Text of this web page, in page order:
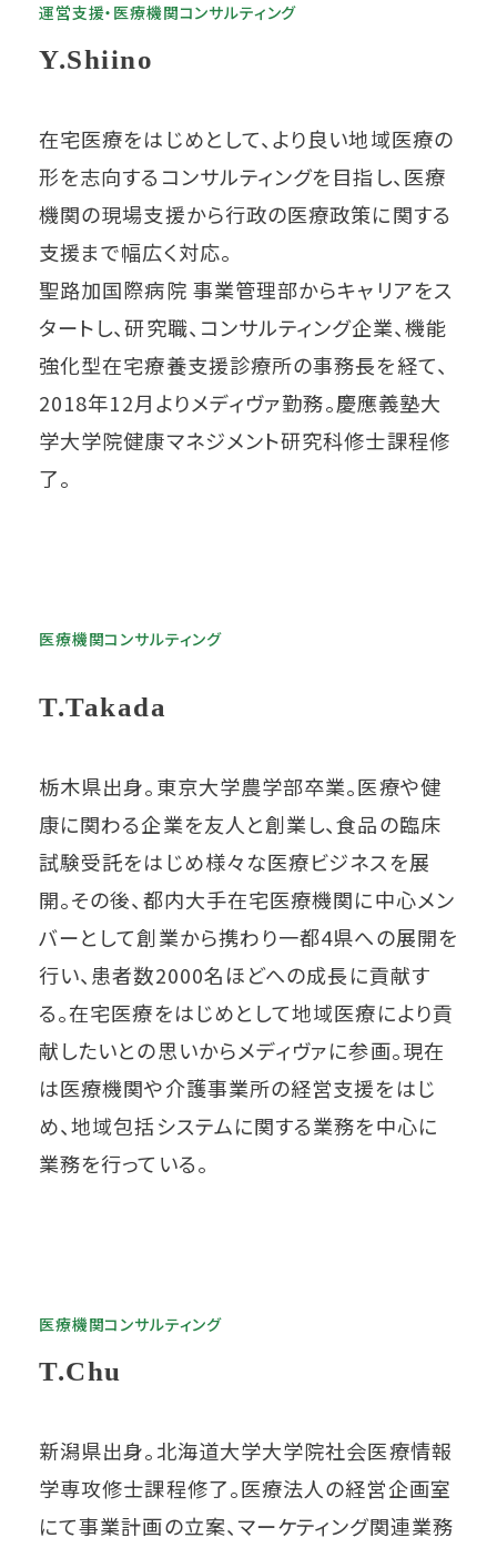
運営支援・医療機関コンサルティング
Y.Shiino
在宅医療をはじめとして、より良い地域医療の
形を志向するコンサルティングを目指し、医療
機関の現場支援から行政の医療政策に関する
支援まで幅広く対応。
聖路加国際病院 事業管理部からキャリアをス
タートし、研究職、コンサルティング企業、機能
強化型在宅療養支援診療所の事務長を経て、
2018年12月よりメディヴァ勤務。慶應義塾大
学大学院健康マネジメント研究科修士課程修
了。
医療機関コンサルティング
T.Takada
栃木県出身。東京大学農学部卒業。医療や健
康に関わる企業を友人と創業し、食品の臨床
試験受託をはじめ様々な医療ビジネスを展
開。その後、都内大手在宅医療機関に中心メン
バーとして創業から携わり一都4県への展開を
行い、患者数2000名ほどへの成長に貢献す
る。在宅医療をはじめとして地域医療により貢
献したいとの思いからメディヴァに参画。現在
は医療機関や介護事業所の経営支援をはじ
め、地域包括システムに関する業務を中心に
業務を行っている。
医療機関コンサルティング
T.Chu
新潟県出身。北海道大学大学院社会医療情報
学専攻修士課程修了。医療法人の経営企画室
にて事業計画の立案、マーケティング関連業務